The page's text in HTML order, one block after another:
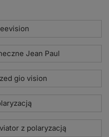
Jean Paul
gio vision
z polaryzacją